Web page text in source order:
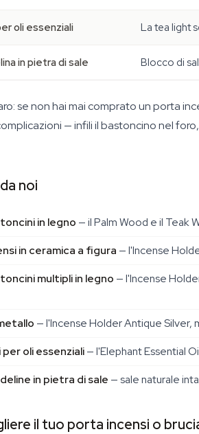
oli essenziali La tea light
in pietra di sale Blocco di
se non hai mai comprato un porta
— infili il bastoncino nel
noi
in legno — il Palm Wood e il Teak
in ceramica a figura — l'Incense
multipli in legno — l'Incense
— l'Incense Holder Antique
oli essenziali— l'Elephant Essential
in pietra di sale — sale naturale
il tuo porta incensi o